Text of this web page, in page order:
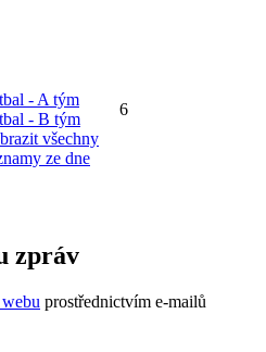
- A tým
- B tým
všechny
ze dne
6
zpráv
prostřednictvím e-mailů